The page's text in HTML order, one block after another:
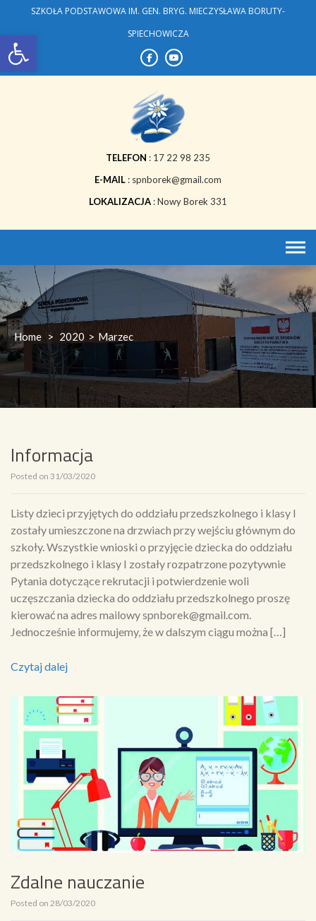
Open toolbar
content
SZKOŁA PODSTAWOWA IM. GEN. BRYG. MIECZYSŁAWA BORUTY-
SPIECHOWICZA
TELEFON
17 22 98 235
E-MAIL
spnborek@gmail.com
LOKALIZACJA Nowy Borek 331
Home > 2020 > Marzec
Informacja
Posted on 31/03/2020
Listy dzieci przyjętych do oddziału przedszkolnego i klasy I
zostały umieszczone na drzwiach przy wejściu głównym do
szkoły. Wszystkie wnioski o przyjęcie dziecka do oddziału
przedszkolnego i klasy I zostały rozpatrzone pozytywnie
Pytania dotyczące rekrutacji i potwierdzenie woli
uczęszczania dziecka do oddziału przedszkolnego proszę
kierować na adres mailowy spnborek@gmail.com.
Jednocześnie informujemy, że w dalszym ciągu można […]
Czytaj dalej
Zdalne nauczanie
Posted on 28/03/2020